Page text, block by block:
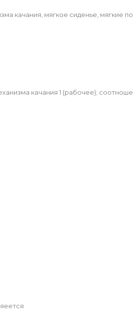
качания, мягкое сиденье, мягкие
качания 1 (рабочее);